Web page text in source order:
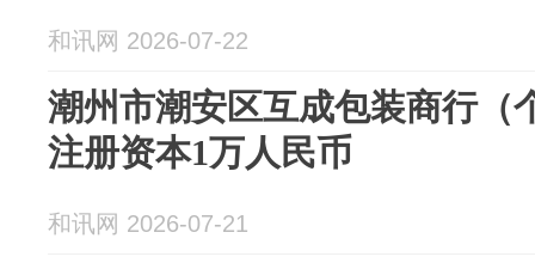
和讯网 2026-07-22
潮州市潮安区互成包装商行（
注册资本1万人民币
和讯网 2026-07-21